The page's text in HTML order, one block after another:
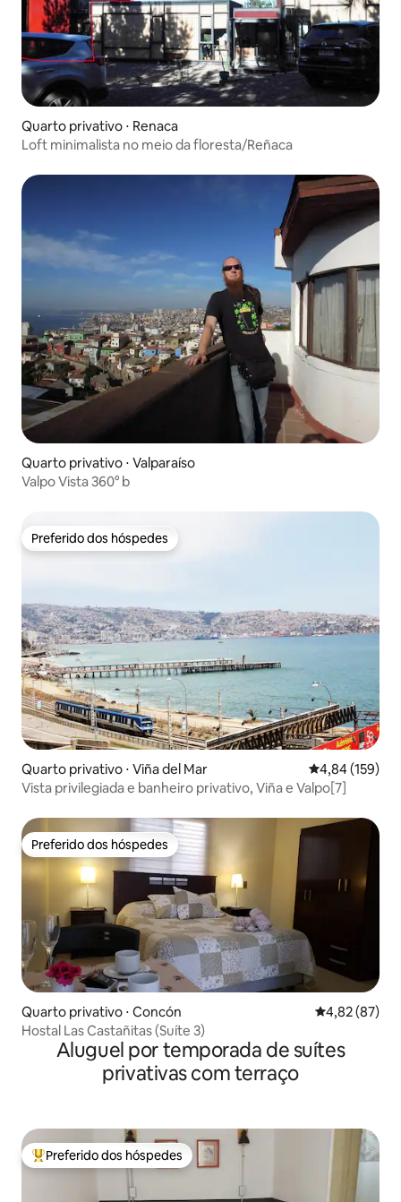
Quarto privativo ⋅ Renaca
Loft minimalista no meio da floresta/Reñaca
Quarto privativo ⋅ Valparaíso
Valpo Vista 360° b
Preferido dos hóspedes
Preferido dos hóspedes
Quarto privativo ⋅ Viña del Mar 4,84 de uma
4,84 (159)
Vista privilegiada e banheiro privativo, Viña e Valpo[7]
Preferido dos hóspedes
Preferido dos hóspedes
Quarto privativo ⋅ Concón 4,82 de uma
4,82 (87)
Hostal Las Castañitas (Suíte 3)
Aluguel por temporada de suítes
privativas com terraço
Entre os melhores preferidos dos hóspedes
Preferido dos hóspedes